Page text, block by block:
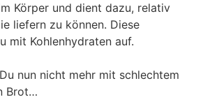
Körper und dient dazu, relativ
liefern zu können. Diese
mit Kohlenhydraten auf.
nun nicht mehr mit schlechtem
Brot…